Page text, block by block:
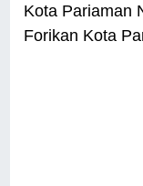
Kota Pariaman
Forikan Kota